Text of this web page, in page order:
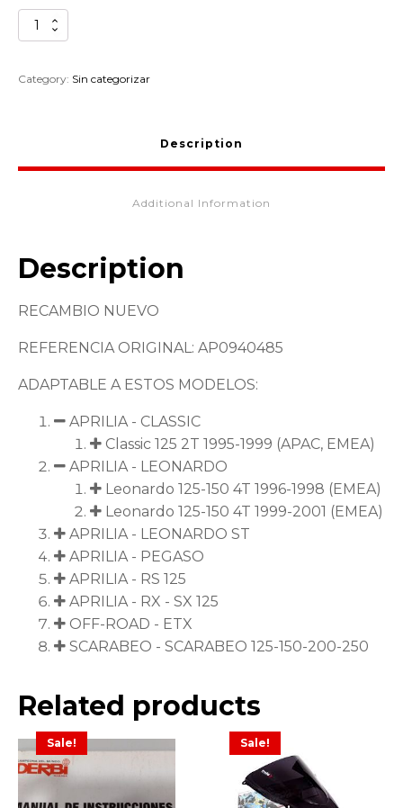
TORNILLO
CULATA
CLASSIC
Category: Sin categorizar
Description
Additional Information
Description
RECAMBIO NUEVO
REFERENCIA ORIGINAL: AP0940485
ADAPTABLE A ESTOS MODELOS:
APRILIA - CLASSIC
Classic 125 2T 1995-1999 (APAC, EMEA)
APRILIA - LEONARDO
Leonardo 125-150 4T 1996-1998 (EMEA)
Leonardo 125-150 4T 1999-2001 (EMEA)
APRILIA - LEONARDO ST
APRILIA - PEGASO
APRILIA - RS 125
APRILIA - RX - SX 125
OFF-ROAD - ETX
SCARABEO - SCARABEO 125-150-200-250
Related products
Sale! Sale!